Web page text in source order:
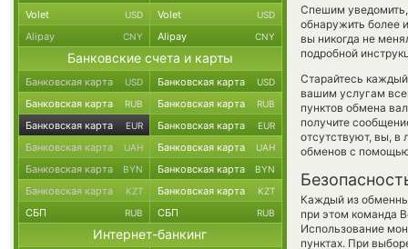
Спешим
обнаружить более
вы никогда не
подробной
Старайтесь
вашим услугам
пунктов обмена
получите
отсутствуют, вы,
обменов с
Каждый из
при этом команда
Использование
пунктах. При
Volet USD Volet USD
Alipay CNY Alipay CNY
Банковские счета и карты
Банковская карта USD Банковская карта USD
Банковская карта RUB Банковская карта RUB
Банковская карта EUR Банковская карта EUR
Банковская карта UAH Банковская карта UAH
Банковская карта BYN Банковская карта BYN
Банковская карта KZT Банковская карта KZT
СБП RUB СБП RUB
Интернет-банкинг